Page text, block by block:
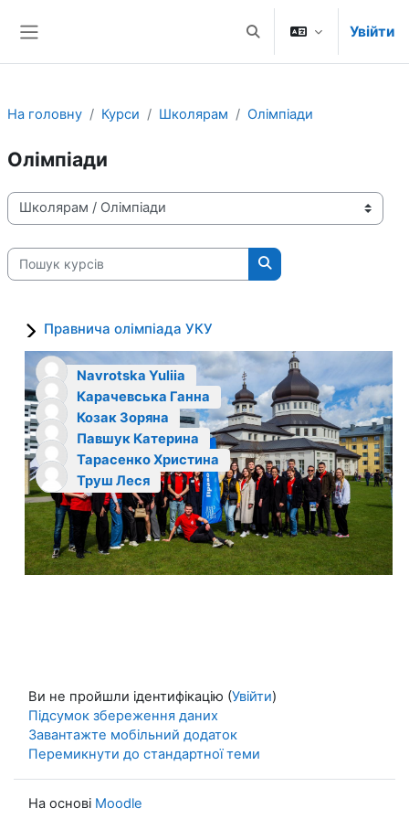
Переключити Увійти
На головну Курси Школярам Олімпіади
Олімпіади
Категорії курсів
Пошук курсів
Пошук курсів
Правнича олімпіада УКУ
Navrotska Yuliia
Карачевська Ганна
Козак Зоряна
Павшук Катерина
Тарасенко Христина
Труш Леся
Ви не пройшли ідентифікацію (Увійти)
Підсумок збереження даних
Завантажте мобільний додаток
Перемикнути до стандартної теми
На основі Moodle